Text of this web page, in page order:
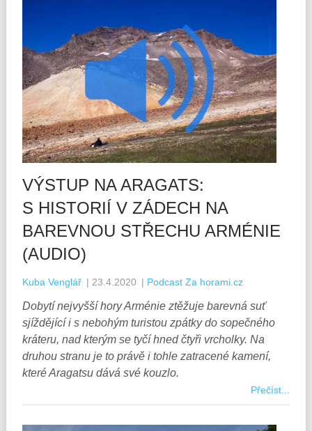
VÝSTUP NA ARAGATS:
S HISTORIÍ V ZÁDECH NA
BAREVNOU STŘECHU ARMÉNIE
(AUDIO)
Kuba Venglář | 23.4.2020 | Podcast Za horami.cz
Dobytí nejvyšší hory Arménie ztěžuje barevná suť
sjíždějící i s nebohým turistou zpátky do sopečného
kráteru, nad kterým se tyčí hned čtyři vrcholky. Na
druhou stranu je to právě i tohle zatracené kamení,
které Aragatsu dává své kouzlo.
Přečíst...